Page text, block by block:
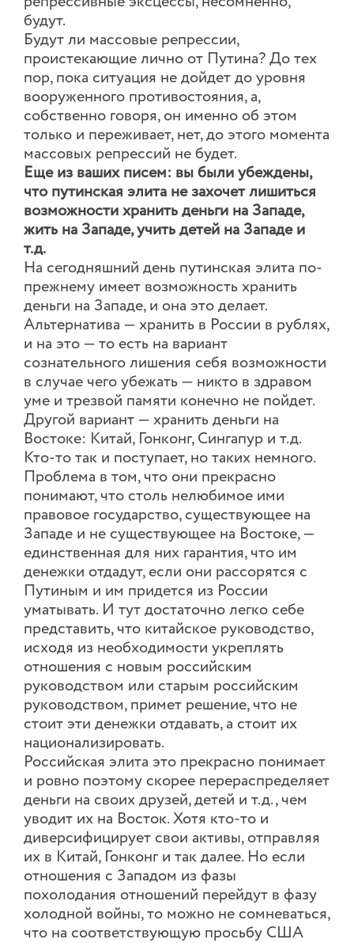
будут.
Будут ли массовые репрессии,
проистекающие лично от Путина? До тех
пор, пока ситуация не дойдет до уровня
вооруженного противостояния, а,
собственно говоря, он именно об этом
только и переживает, нет, до этого момента
массовых репрессий не будет.
Еще из ваших писем: вы были убеждены,
что путинская элита не захочет лишиться
возможности хранить деньги на Западе,
жить на Западе, учить детей на Западе и
т.д.
На сегодняшний день путинская элита по-
прежнему имеет возможность хранить
деньги на Западе, и она это делает.
Альтернатива — хранить в России в рублях,
и на это — то есть на вариант
сознательного лишения себя возможности
в случае чего убежать — никто в здравом
уме и трезвой памяти конечно не пойдет.
Другой вариант — хранить деньги на
Востоке: Китай, Гонконг, Сингапур и т.д.
Кто-то так и поступает, но таких немного.
Проблема в том, что они прекрасно
понимают, что столь нелюбимое ими
правовое государство, существующее на
Западе и не существующее на Востоке, —
единственная для них гарантия, что им
денежки отдадут, если они рассорятся с
Путиным и им придется из России
уматывать. И тут достаточно легко себе
представить, что китайское руководство,
исходя из необходимости укреплять
отношения с новым российским
руководством или старым российским
руководством, примет решение, что не
стоит эти денежки отдавать, а стоит их
национализировать.
Российская элита это прекрасно понимает
и ровно поэтому скорее перераспределяет
деньги на своих друзей, детей и т.д., чем
уводит их на Восток. Хотя кто-то и
диверсифицирует свои активы, отправляя
их в Китай, Гонконг и так далее. Но если
отношения с Западом из фазы
похолодания отношений перейдут в фазу
холодной войны, то можно не сомневаться,
что на соответствующую просьбу США